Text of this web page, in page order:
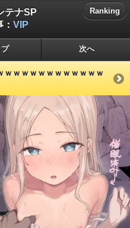
テナSP
VIP
Ranking
プ 次へ
ｗｗｗｗｗｗｗｗｗｗｗｗ